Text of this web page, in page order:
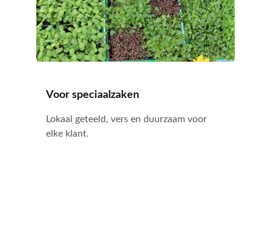
Lokaal geteeld, vers en duurzaam voor
elke klant.
Voor speciaalzaken